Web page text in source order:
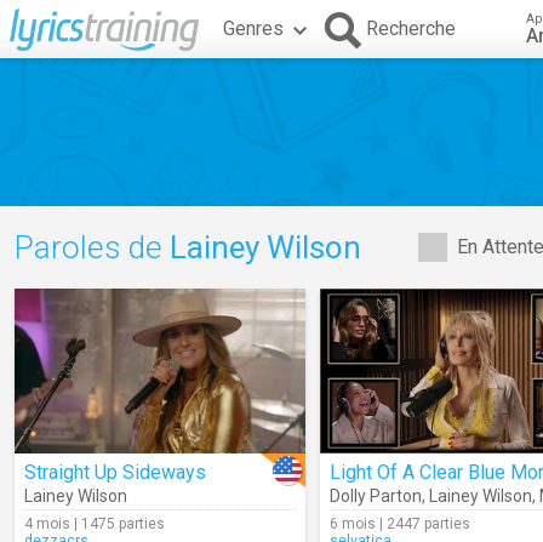
Genres Recherche
En
Paroles de Lainey Wilson
Straight Up Sideways
Lainey Wilson
4 mois | 1475 parties
Dolly Parton, Lainey Wilson,
6 mois | 2447 parties